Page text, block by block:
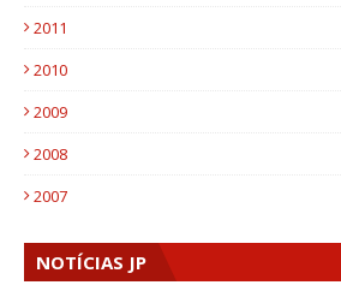
2011
2010
2009
2008
2007
NOTÍCIAS JP